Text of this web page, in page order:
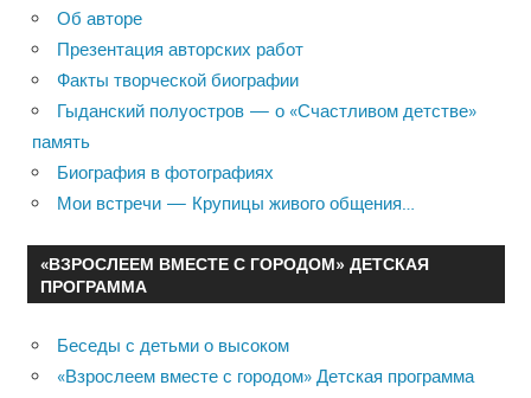
Об авторе
Презентация авторских работ
Факты творческой биографии
Гыданский полуостров — о «Счастливом детстве»
память
Биография в фотографиях
Мои встречи — Крупицы живого общения…
«ВЗРОСЛЕЕМ ВМЕСТЕ С ГОРОДОМ» ДЕТСКАЯ
ПРОГРАММА
Беседы с детьми о высоком
«Взрослеем вместе с городом» Детская программа